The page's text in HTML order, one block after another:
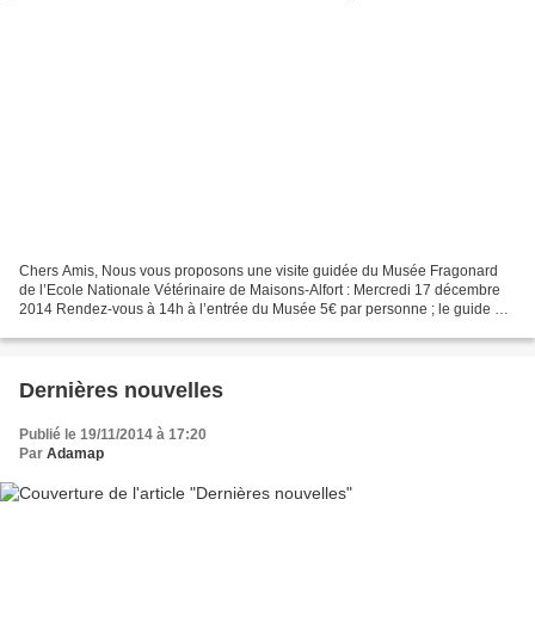
Chers Amis, Nous vous proposons une visite guidée du Musée Fragonard
de l’Ecole Nationale Vétérinaire de Maisons-Alfort : Mercredi 17 décembre
2014 Rendez-vous à 14h à l’entrée du Musée 5€ par personne ; le guide est
Dernières nouvelles
Publié le 19/11/2014 à 17:20
Par Adamap